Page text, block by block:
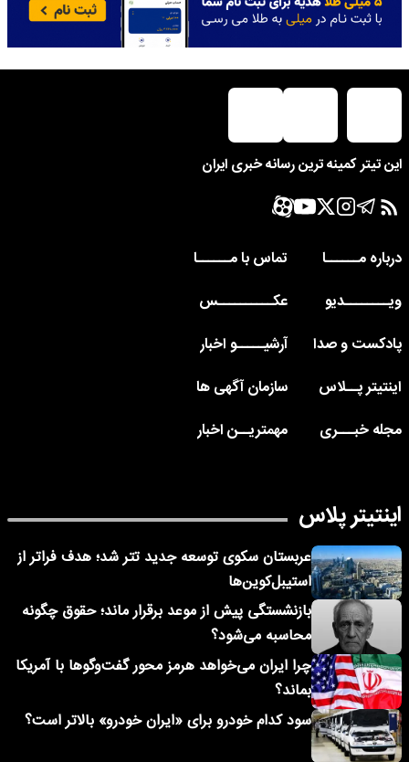
این تیتر کمینه ترین رسانه خبری ایران
درباره مــــــا
تماس با مــــــا
ویــــــــدیو
عکــــــــــس
پادکست و صدا
آرشیـــــو اخبار
اینتیتر پــلاس
سازمان آگهی ها
مجله خبـــری
مهمتریــن اخبار
اینتیتر پلاس
عربستان سکوی توسعه جدید تتر شد؛ هدف فراتر از
استیبل‌کوین‌ها
بازنشستگی پیش از موعد برقرار ماند؛ حقوق چگونه
محاسبه می‌شود؟
چرا ایران می‌خواهد هرمز محور گفت‌وگوها با آمریکا
بماند؟
سود کدام خودرو برای «ایران خودرو» بالاتر است؟